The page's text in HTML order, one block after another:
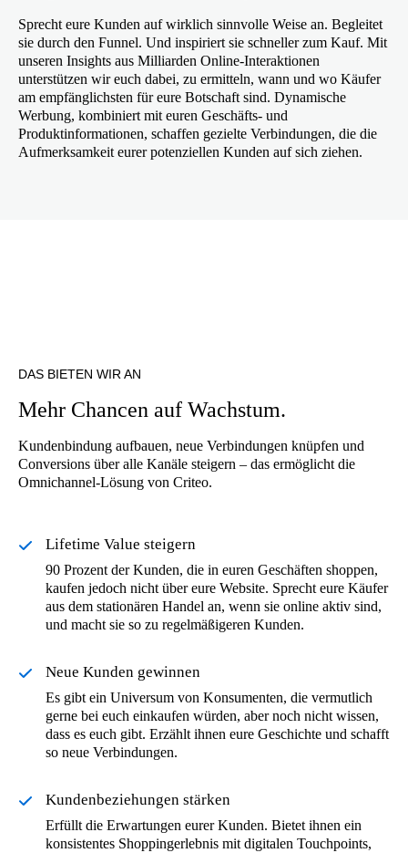
Sprecht eure Kunden auf wirklich sinnvolle Weise an. Begleitet
sie durch den Funnel. Und inspiriert sie schneller zum Kauf. Mit
unseren Insights aus Milliarden Online-Interaktionen
unterstützen wir euch dabei, zu ermitteln, wann und wo Käufer
am empfänglichsten für eure Botschaft sind. Dynamische
Werbung, kombiniert mit euren Geschäfts- und
Produktinformationen, schaffen gezielte Verbindungen, die die
Aufmerksamkeit eurer potenziellen Kunden auf sich ziehen.
DAS BIETEN WIR AN
Mehr Chancen auf Wachstum.
Kundenbindung aufbauen, neue Verbindungen knüpfen und
Conversions über alle Kanäle steigern – das ermöglicht die
Omnichannel-Lösung von Criteo.
Lifetime Value steigern
90 Prozent der Kunden, die in euren Geschäften shoppen,
kaufen jedoch nicht über eure Website. Sprecht eure Käufer
aus dem stationären Handel an, wenn sie online aktiv sind,
und macht sie so zu regelmäßigeren Kunden.
Neue Kunden gewinnen
Es gibt ein Universum von Konsumenten, die vermutlich
gerne bei euch einkaufen würden, aber noch nicht wissen,
dass es euch gibt. Erzählt ihnen eure Geschichte und schafft
so neue Verbindungen.
Kundenbeziehungen stärken
Erfüllt die Erwartungen eurer Kunden. Bietet ihnen ein
konsistentes Shoppingerlebnis mit digitalen Touchpoints,